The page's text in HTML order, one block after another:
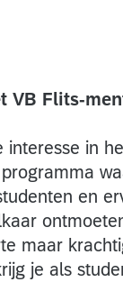
VB Flits-
interesse in
en
maar
je als